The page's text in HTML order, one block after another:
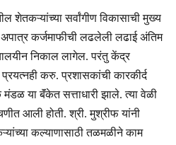
शेतकऱ्यांच्या सर्वांगीण विकासाची मुख्य
कर्जमाफीची लढलेली लढाई अंतिम
निकाल लागेल. परंतु केंद्र
करु. प्रशासकांची कारकीर्द
या बॅंकेत सत्ताधारी झाले. त्या वेळी
आली होती. श्री. मुश्रीफ यांनी
कल्याणासाठी तळमळीने काम